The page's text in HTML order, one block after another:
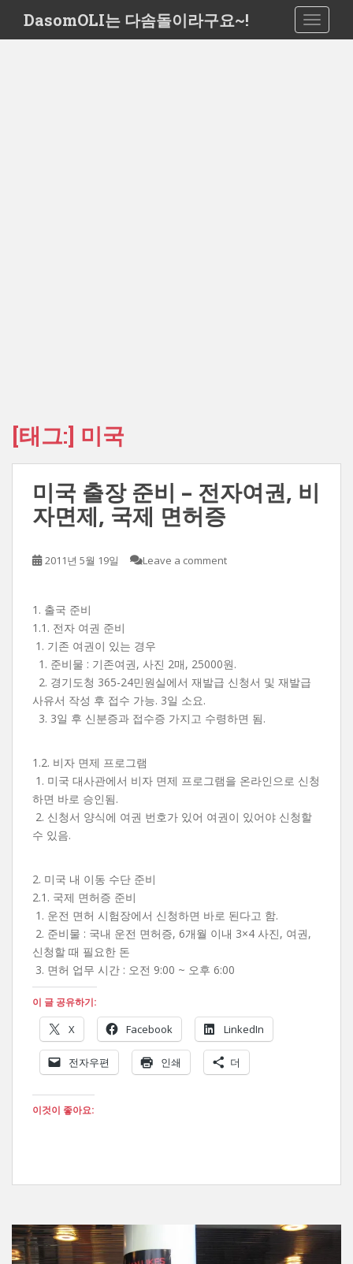
i
DasomOLI는 다솜돌이라구요~!
[태그:] 미국
미국 출장 준비 – 전자여권, 비
자면제, 국제 면허증
2011년 5월 19일 Leave a comment
1. 출국 준비
1.1. 전자 여권 준비
1. 기존 여권이 있는 경우
1. 준비물 : 기존여권, 사진 2매, 25000원.
2. 경기도청 365-24민원실에서 재발급 신청서 및 재발급
사유서 작성 후 접수 가능. 3일 소요.
3. 3일 후 신분증과 접수증 가지고 수령하면 됨.
1.2. 비자 면제 프로그램
1. 미국 대사관에서 비자 면제 프로그램을 온라인으로 신청
하면 바로 승인됨.
2. 신청서 양식에 여권 번호가 있어 여권이 있어야 신청할
수 있음.
2. 미국 내 이동 수단 준비
2.1. 국제 면허증 준비
1. 운전 면허 시험장에서 신청하면 바로 된다고 함.
2. 준비물 : 국내 운전 면허증, 6개월 이내 3×4 사진, 여권,
신청할 때 필요한 돈
3. 면허 업무 시간 : 오전 9:00 ~ 오후 6:00
이 글 공유하기:
X Facebook LinkedIn
전자우편 인쇄 더
이것이 좋아요: